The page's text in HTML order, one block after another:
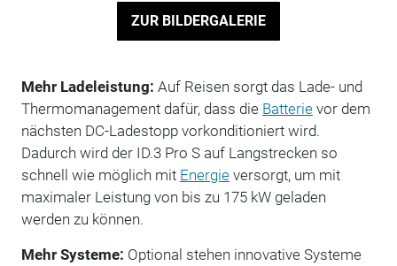
ZUR BILDERGALERIE
Mehr Ladeleistung: Auf Reisen sorgt das Lade- und
Thermomanagement dafür, dass die Batterievor dem
nächsten DC-Ladestopp vorkonditioniert wird.
Dadurch wird der ID.3 Pro S auf Langstrecken so
schnell wie möglich mit Energieversorgt, um mit
maximaler Leistung von bis zu 175 kW geladen
werden zu können.
Mehr Systeme: Optional stehen innovative Systeme